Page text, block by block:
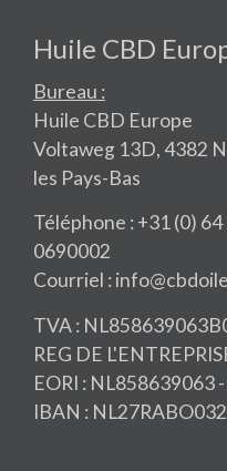
Huile CBD
Bureau :
Huile CBD Europe
Voltaweg 13D, 4382
les Pays-Bas
Téléphone : +31 (0)
0690002
Courriel :
TVA :
REG DE
EORI : NL858639063
IBAN :